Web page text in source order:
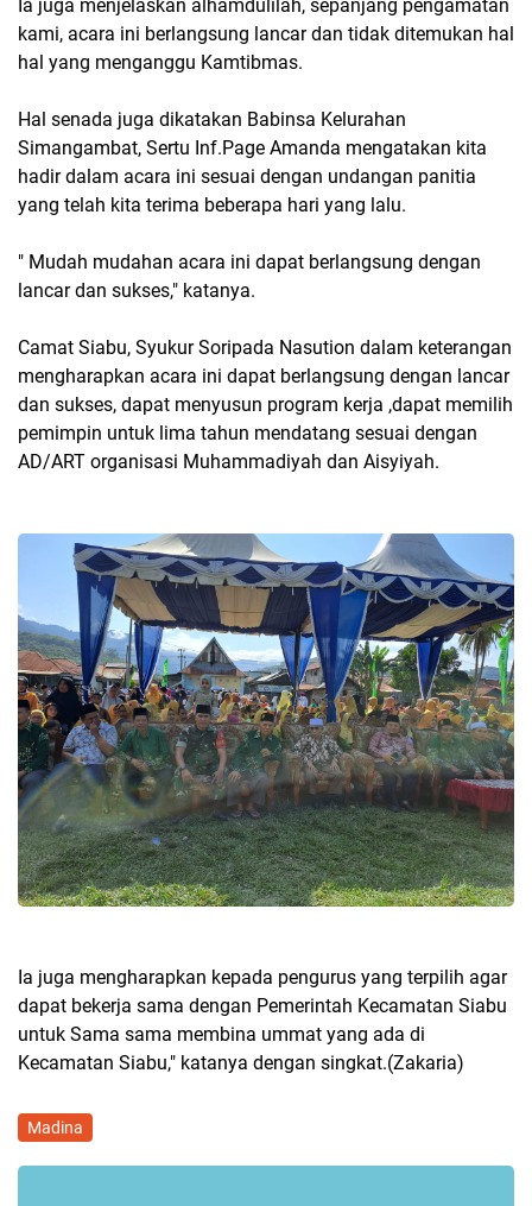
Ia juga menjelaskan alhamdulilah, sepanjang pengamatan
kami, acara ini berlangsung lancar dan tidak ditemukan hal
hal yang menganggu Kamtibmas.
Hal senada juga dikatakan Babinsa Kelurahan
Simangambat, Sertu Inf.Page Amanda mengatakan kita
hadir dalam acara ini sesuai dengan undangan panitia
yang telah kita terima beberapa hari yang lalu.
" Mudah mudahan acara ini dapat berlangsung dengan
lancar dan sukses," katanya.
Camat Siabu, Syukur Soripada Nasution dalam keterangan
mengharapkan acara ini dapat berlangsung dengan lancar
dan sukses, dapat menyusun program kerja ,dapat memilih
pemimpin untuk lima tahun mendatang sesuai dengan
AD/ART organisasi Muhammadiyah dan Aisyiyah.
Ia juga mengharapkan kepada pengurus yang terpilih agar
dapat bekerja sama dengan Pemerintah Kecamatan Siabu
untuk Sama sama membina ummat yang ada di
Kecamatan Siabu," katanya dengan singkat.(Zakaria)
Madina